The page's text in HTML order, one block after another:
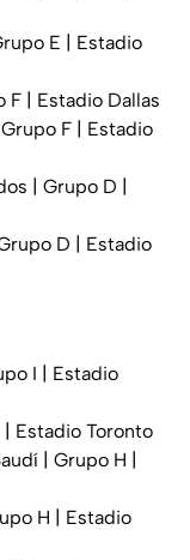
E | Estadio
F | Estadio Dallas
F | Estadio
| Grupo D |
D | Estadio
I | Estadio
| Estadio Toronto
| Grupo H |
H | Estadio